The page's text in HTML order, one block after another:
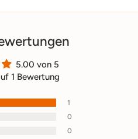
5.00 von 5
1 Bewertung
1
0
0